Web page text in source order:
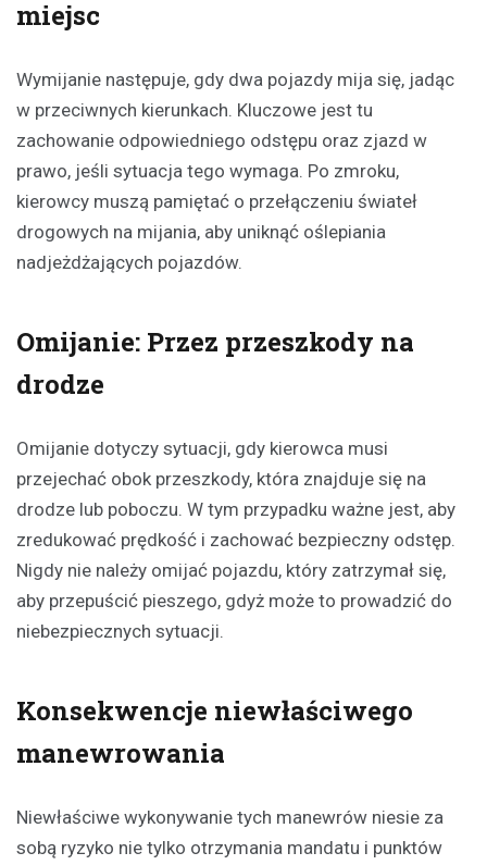
miejsc
Wymijanie następuje, gdy dwa pojazdy mija się, jadąc
w przeciwnych kierunkach. Kluczowe jest tu
zachowanie odpowiedniego odstępu oraz zjazd w
prawo, jeśli sytuacja tego wymaga. Po zmroku,
kierowcy muszą pamiętać o przełączeniu świateł
drogowych na mijania, aby uniknąć oślepiania
nadjeżdżających pojazdów.
Omijanie: Przez przeszkody na
drodze
Omijanie dotyczy sytuacji, gdy kierowca musi
przejechać obok przeszkody, która znajduje się na
drodze lub poboczu. W tym przypadku ważne jest, aby
zredukować prędkość i zachować bezpieczny odstęp.
Nigdy nie należy omijać pojazdu, który zatrzymał się,
aby przepuścić pieszego, gdyż może to prowadzić do
niebezpiecznych sytuacji.
Konsekwencje niewłaściwego
manewrowania
Niewłaściwe wykonywanie tych manewrów niesie za
sobą ryzyko nie tylko otrzymania mandatu i punktów